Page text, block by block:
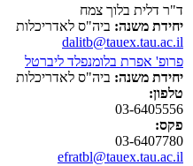
ד"ר דלית בלוך צמח
יחידת משנה: ביה"ס לאדריכלות
dalitb@tauex.tau.ac.il
פרופ' אפרת בלומנפלד ליברטל
יחידת משנה: ביה"ס לאדריכלות
טלפון:
03-6405556
פקס:
03-6407780
efratbl@tauex.tau.ac.il